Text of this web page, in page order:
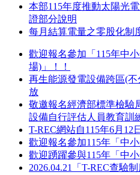
本部115年度推動太陽光
證部分說明
每月結算電量之零股化制
歡迎報名參加「115年中
場)」！！
再生能源發電設備跨區(不
放
敬邀報名經濟部標準檢驗
設備自行評估人員教育訓
T-REC網站自115年6月12
歡迎報名參加115年「中
歡迎踴躍參與115年「中
2026.04.21「T-REC查驗